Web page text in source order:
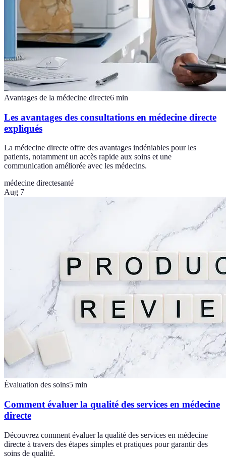
Avantages de la médecine directe6 min
Les avantages des consultations en médecine directe
expliqués
La médecine directe offre des avantages indéniables pour les
patients, notamment un accès rapide aux soins et une
communication améliorée avec les médecins.
médecine directesanté
Aug 7
Évaluation des soins5 min
Comment évaluer la qualité des services en médecine
directe
Découvrez comment évaluer la qualité des services en médecine
directe à travers des étapes simples et pratiques pour garantir des
soins de qualité.